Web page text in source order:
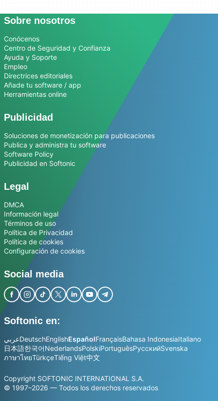
Sobre nosotros
Conócenos
Centro de Seguridad y Confianza
Ayuda y Soporte
Empleo
Directrices editoriales
Añade tu software / app
Herramientas online
Publicidad
Soluciones de monetización para publicaciones
Publica y administra tu software
Software Policy
Publicidad en Softonic
Legal
DMCA
Información legal
Términos de uso
Política de Privacidad
Política de cookies
Configuración de cookies
Social media
Softonic en:
عربيDeutschEnglishEspañolFrançaisBahasa IndonesiaItaliano
日本語한국어NederlandsPolskiPortuguêsРусскийSvenska
ภาษาไทยTürkçeTiếng Việt中文
Copyright SOFTONIC INTERNATIONAL S.A.
© 1997–2026 — Todos los derechos reservados